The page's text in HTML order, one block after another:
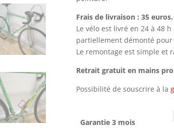
Frais de livraison : 35 euros.
Le vélo est livré en 24 à 48
partiellement démonté
Le remontage est simple et
Retrait gratuit en mains
Possibilité de souscrire à la
Garantie 3 mois